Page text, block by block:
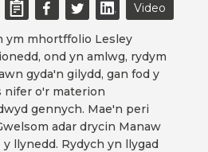
Video
ym mhortffolio Lesley
ond yn amlwg, rydym
gyda'n gilydd, gan fod y
nifer o'r materion
gennych. Mae'n peri
adar drycin Manaw
llynedd. Rydych yn llygad